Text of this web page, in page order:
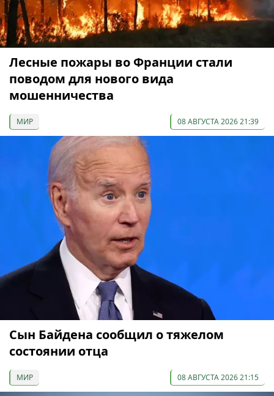
Лесные пожары во Франции стали
поводом для нового вида
мошенничества
МИР 08 АВГУСТА 2026 21:39
Сын Байдена сообщил о тяжелом
состоянии отца
МИР 08 АВГУСТА 2026 21:15